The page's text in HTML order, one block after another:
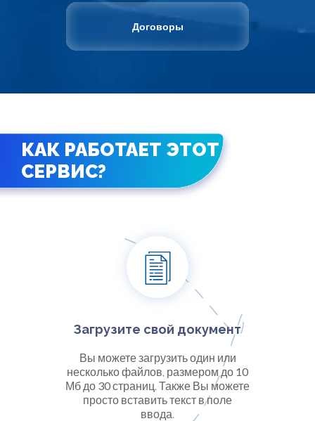
Договоры
КАК РАБОТАЕТ ЭТОТ
СЕРВИС?
Загрузите свой документ
Вы можете загрузить один или
несколько файлов, размером до 10
Мб до 30страниц. Также Вы можете
просто вставить текст в поле
ввода.